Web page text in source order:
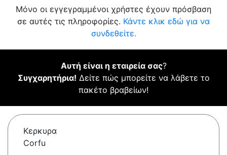
Μόνο οι εγγεγραμμένοι χρήστες έχουν πρόσβαση
σε αυτές τις πληροφορίες. Κάντε κλικ εδώ για να
συνδεθείτε.
Αυτή είναι η εταιρεία σας?
Συγχαρητήρια! Δείτε πώς μπορείτε να λάβετε το
πακέτο βραβείων!
Κερκυρα
Corfu